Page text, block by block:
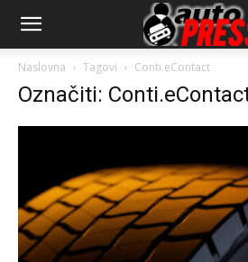
AutopressHR
Naslovna Tagovi Conti.eContact
Označiti: